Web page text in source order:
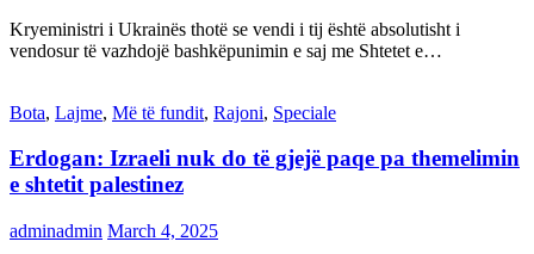
Kryeministri i Ukrainës thotë se vendi i tij është absolutisht i
vendosur të vazhdojë bashkëpunimin e saj me Shtetet e…
Bota, Lajme, Më të fundit, Rajoni, Speciale
Erdogan: Izraeli nuk do të gjejë paqe pa themelimin
e shtetit palestinez
adminadmin March 4, 2025